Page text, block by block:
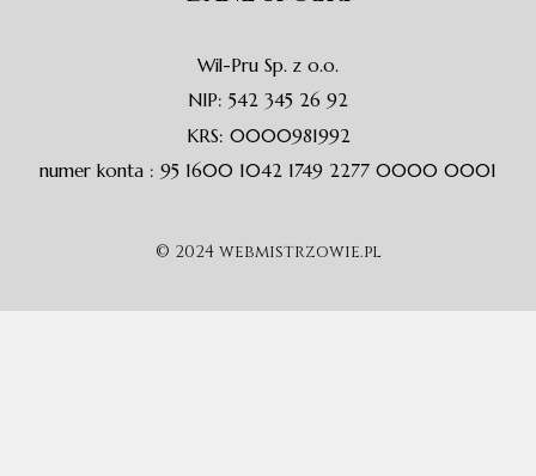
Wil-Pru Sp. z o.o.
NIP: 542 345 26 92
KRS: 0000981992
numer konta : 95 1600 1042 1749 2277 0000 0001
© 2024 webmistrzowie.pl